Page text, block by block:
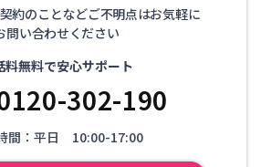
約のことなどご不明点はお気軽に
問い合わせください
料無料で安心サポート
302-190
間：平日 10:00-17:00